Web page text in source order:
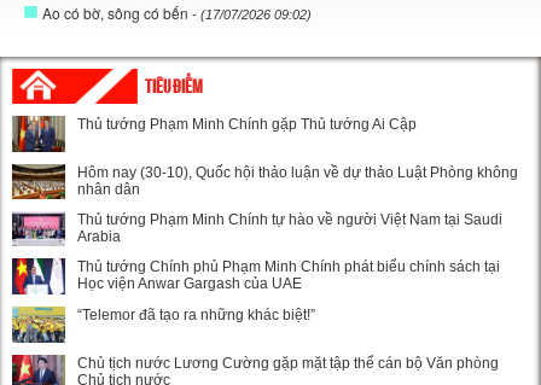
Ao có bờ, sông có bến - (17/07/2026 09:02)
TIÊU ĐIỂM
Thủ tướng Phạm Minh Chính gặp Thủ tướng Ai Cập
Hôm nay (30-10), Quốc hội thảo luận về dự thảo Luật Phòng không
nhân dân
Thủ tướng Phạm Minh Chính tự hào về người Việt Nam tại Saudi
Arabia
Thủ tướng Chính phủ Phạm Minh Chính phát biểu chính sách tại
Học viện Anwar Gargash của UAE
“Telemor đã tạo ra những khác biệt!”
Chủ tịch nước Lương Cường gặp mặt tập thể cán bộ Văn phòng
Chủ tịch nước